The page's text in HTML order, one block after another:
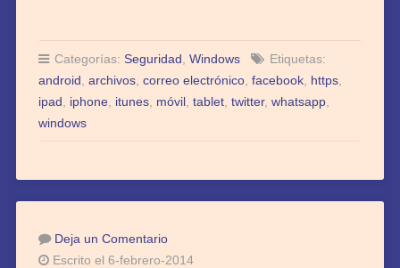
Categorías: Seguridad Windows
Etiquetas:
android archivos, correo electrónico, facebook, https,
ipad
iphone, itunes, móvil, tablet, twitter, whatsapp,
windows
Deja un Comentario
Escrito el 6-febrero-2014